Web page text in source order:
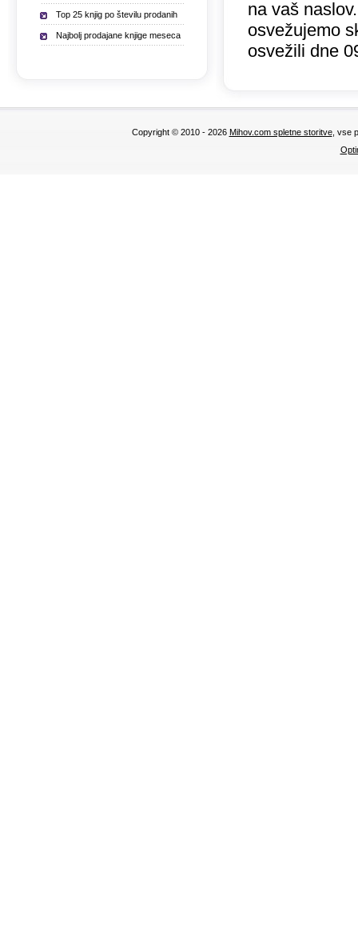
na vaš
osvežujemo
osvežili dne
Top 25 knjig po številu prodanih
Najbolj prodajane knjige meseca
Copyright © 2010 - 2026 Mihov.com spletne storitve, vse